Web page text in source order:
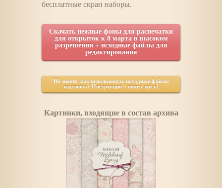
бесплатные скрап наборы.
Скачать нежные фоны для распечатки
для открыток к 8 марта в высоком
разрешении + исходные файлы для
редактирования
Не знаете, как использовать исходные файлы
картинок? Инструкции + видео здесь!
Картинки, входящие в состав архива